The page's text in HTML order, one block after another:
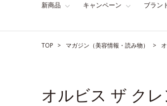
新商品 キャンペーン ブラン
TOP マガジン（美容情報・読み物）
オルビス ザ ク